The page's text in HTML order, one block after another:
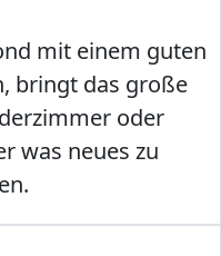
mit einem guten
bringt das große
oder
was neues zu